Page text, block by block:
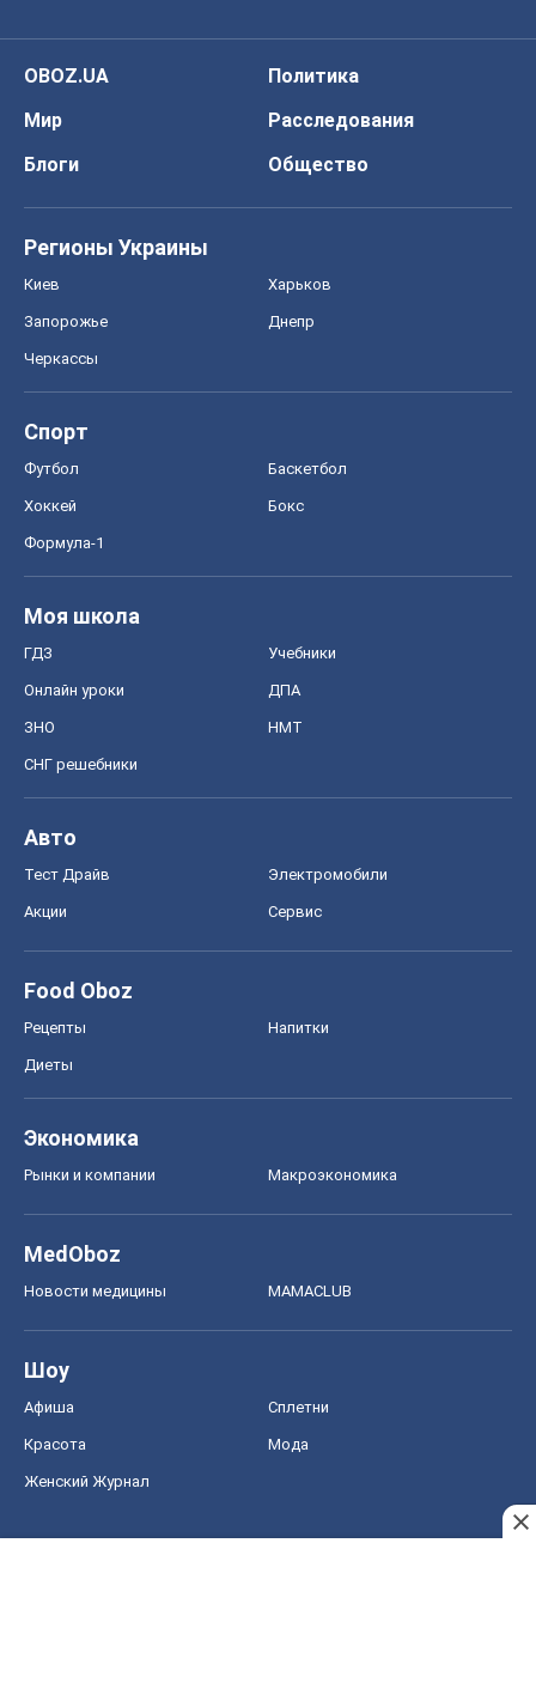
OBOZ.UA
Политика
Мир
Расследования
Блоги
Общество
Регионы Украины
Киев Харьков
Запорожье Днепр
Черкассы
Спорт
Футбол Баскетбол
Хоккей Бокс
Формула-1
Моя школа
ГДЗ Учебники
Онлайн уроки ДПА
ЗНО НМТ
СНГ решебники
Авто
Тест Драйв Электромобили
Акции Сервис
Food Oboz
Рецепты Напитки
Диеты
Экономика
Рынки и компании Mакроэкономика
MedOboz
Новости медицины MAMACLUB
Шоу
Афиша Сплетни
Красота Мода
Женский Журнал